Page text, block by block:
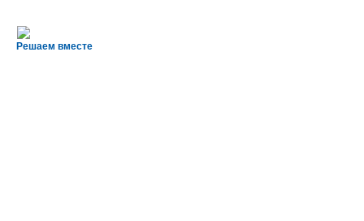
Решаем вместе